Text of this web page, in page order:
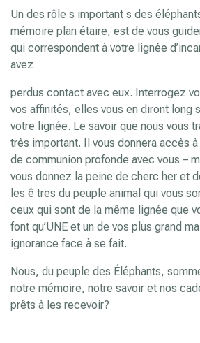
Un des rôle s important s des
mémoire plan étaire, est de vous
qui correspondent à votre lignée
avez
perdus contact avec eux. Interrogez
vos affinités, elles vous en diront long
votre lignée. Le savoir que nous vous
très important. Il vous donnera accès
de communion profonde avec vous –
vous donnez la peine de cherc her et
les ê tres du peuple animal qui vous
ceux qui sont de la même lignée que
font qu’UNE et un de vos plus grand
ignorance face à se fait.
Nous, du peuple des Éléphants,
notre mémoire, notre savoir et nos
prêts à les recevoir?